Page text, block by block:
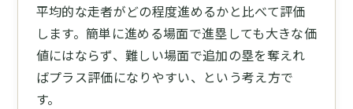
平均的な走者がどの程度進めるかと比べて評価
します。簡単に進める場面で進塁しても大きな価
値にはならず、難しい場面で追加の塁を奪えれ
ばプラス評価になりやすい、という考え方で
す。